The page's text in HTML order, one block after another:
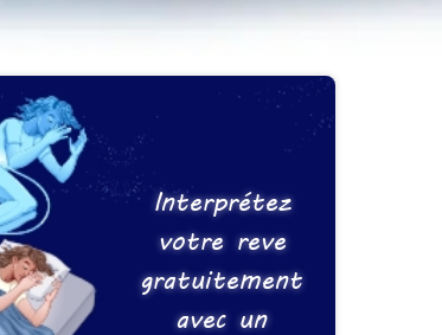
Interprétez
votre reve
gratuitement
avec un